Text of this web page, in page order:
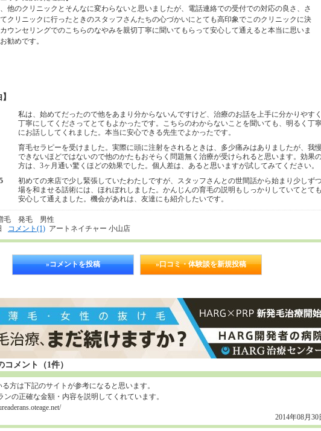
他のクリニックとそんなに変わらないと思いましたが、電話連絡での受付での対応の良さ、さ
クリニックに行ったときのスタッフさんたちの心づかいにとても高印象でこのクリニックに決
ウンセリングでのこちらのなやみを親切丁寧に聞いてもらって安心して通えると本当に思いま
勧めです。
私は、始めてだったので他をあまり分からないんですけど、治療のお話を上手に分かりやすく
丁寧にしてくださってとてもよかったです。こちらのわからないことを聞いても、明るく丁
にお話ししてくれました。本当に安心できる先生でよかったです。
育毛セラピーを受けました。実際に頭に注射をされるときは、多少痛みはありましたが、我慢
できないほどではないので他のかたもおそらく問題無く治療が受けられると思います。効果
方は、3ヶ月通い驚くほどの効果でした。個人差は、あると思いますが試してみてください。
初めての来店で少し緊張していたわたしですが、スタッフさんとの世間話から始まり少しずつ
場を和ませる話術には、ほれぼれしました。かんじんの育毛の説明もしっかりしていてとても
安心して通えました。機会があれは、友達にも紹介したいです。
毛 発毛 男性
コメント(1) アートネイチャー 小山店
»コメントを投稿 »口コミ・体験談を新規投稿
メント（1件）
方は下記のサイトが参考になると思います。
ンの正確な金額・内容を説明してくれています。
2014年08月30